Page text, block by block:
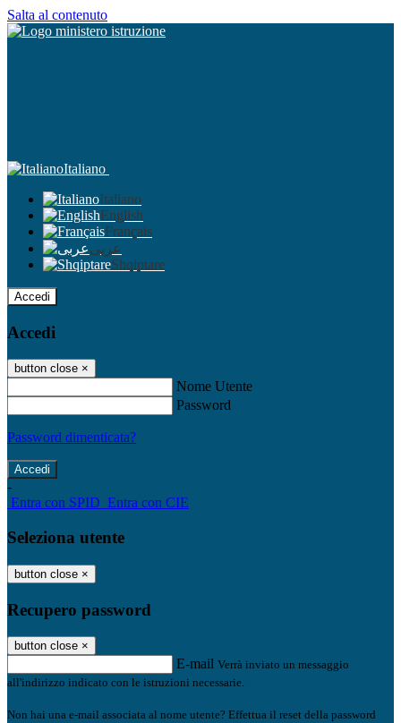
Salta al contenuto
Italiano
Italiano
English
Français
عربى
Shqiptare
Accedi
Accedi
button close ×
Nome Utente
Password
Password dimenticata?
-
Entra con SPID Entra con CIE
Seleziona utente
button close ×
Recupero password
button close ×
E-mail Verrà inviato un messaggio
all'indirizzo indicato con le istruzioni necessarie.
Non hai una e-mail associata al nome utente? Effettua il reset della password